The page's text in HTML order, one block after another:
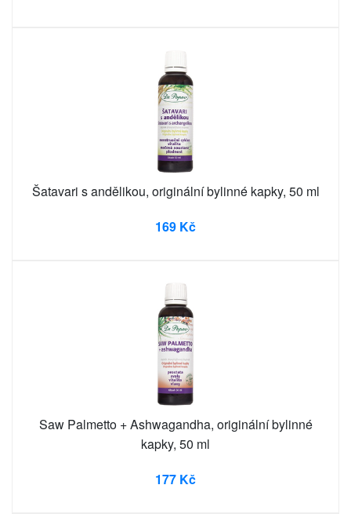
Šatavari s andělikou, originální bylinné kapky, 50 ml
169 Kč
Saw Palmetto + Ashwagandha, originální bylinné
kapky, 50 ml
177 Kč